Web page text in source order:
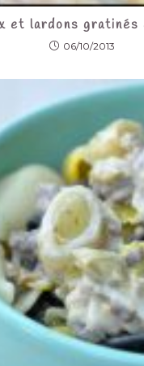
et lardons gratinés
06/10/2013